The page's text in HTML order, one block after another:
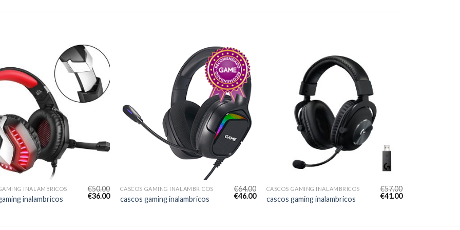
INALAMBRICOS
inalambricos
€50.00
€36.00
CASCOS GAMING INALAMBRICOS
cascos gaming inalambricos
€64.00
€46.00
CASCOS GAMING INALAMBRICOS
cascos gaming inalambricos
€57.00
€41.00